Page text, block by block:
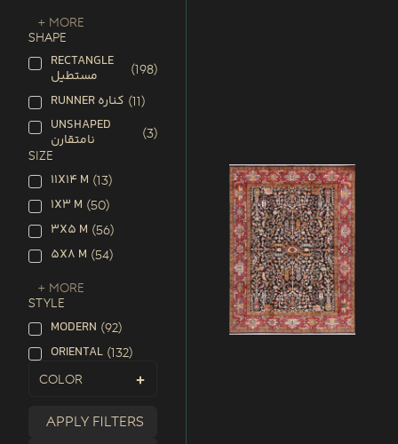
+ More
SHAPE
RECTANGLE
مستطیل (198)
RUNNER کناره (11)
UNSHAPED
نامتقارن (3)
SIZE
11X14 M (13)
1X3 M (50)
3X5 M (56)
5X8 M (54)
+ More
STYLE
MODERN (92)
ORIENTAL (132)
Color
Apply filters